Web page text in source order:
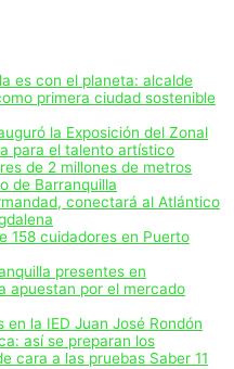
es con el planeta: alcalde
primera ciudad sostenible
la Exposición del Zonal
para el talento artístico
de 2 millones de metros
de Barranquilla
conectará al Atlántico
158 cuidadores en Puerto
presentes en
apuestan por el mercado
la IED Juan José Rondón
así se preparan los
cara a las pruebas Saber 11